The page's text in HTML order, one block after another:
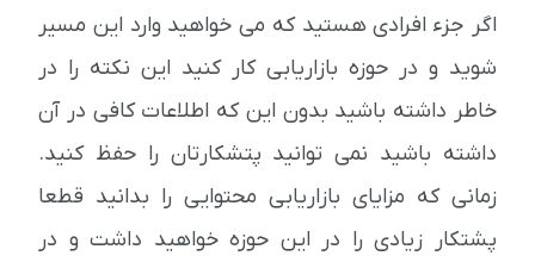
اگر جزء افرادی هستید که می خواهید وارد این مسیر
شوید و در حوزه بازاریابی کار کنید این نکته را در
خاطر داشته باشید بدون این که اطلاعات کافی در آن
داشته باشید نمی توانید پتشکارتان را حفظ کنید.
زمانی که مزایای بازاریابی محتوایی را بدانید قطعا
پشتکار زیادی را در این حوزه خواهید داشت و در